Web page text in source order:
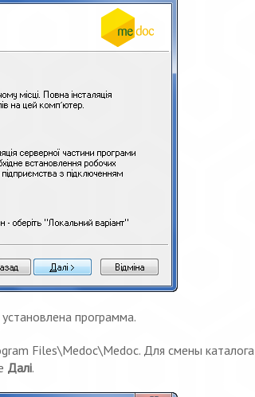
программа.
Files\Medoc\Medoc. Для смены каталога
Далі.